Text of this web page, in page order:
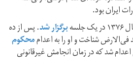
ایران بود.
برگزار شد. پس از ده
فی‌الارض شناخت و او را به اعداممحکوم
شد که در زمان انجامش غیرقانونی